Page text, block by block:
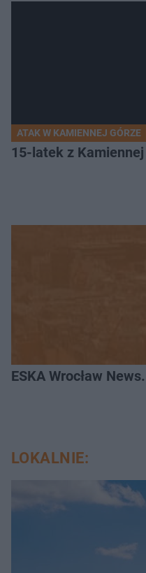
ATAK W KAMIENNEJ GÓRZE
15-latek z
ESKA Wrocław
LOKALNIE: